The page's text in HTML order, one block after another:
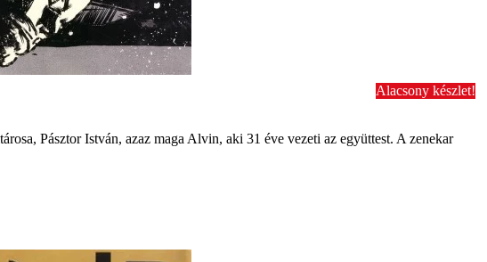
Alacsony készlet!
Pásztor István, azaz maga Alvin, aki 31 éve vezeti az együttest. A zenekar